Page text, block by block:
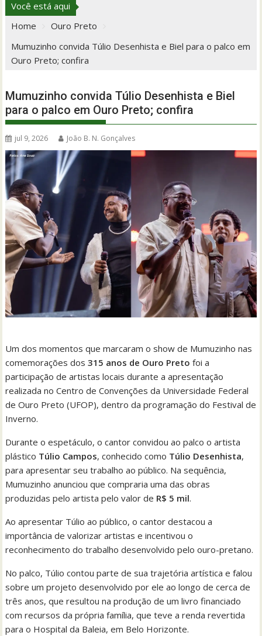
Você está aqui
Home
Ouro Preto
Mumuzinho convida Túlio Desenhista e Biel para o palco em
Ouro Preto; confira
Mumuzinho convida Túlio Desenhista e Biel
para o palco em Ouro Preto; confira
jul 9, 2026 João B. N. Gonçalves
Um dos momentos que marcaram o show de Mumuzinho nas
comemorações dos315 anos de Ouro Preto foi a
participação de artistas locais durante a apresentação
realizada no Centro de Convenções da Universidade Federal
de Ouro Preto (UFOP), dentro da programação do Festival de
Inverno.
Durante o espetáculo, o cantor convidou ao palco o artista
plástico Túlio Campos, conhecido como Túlio Desenhista,
para apresentar seu trabalho ao público. Na sequência,
Mumuzinho anunciou que compraria uma das obras
produzidas pelo artista pelo valor de R$ 5 mil.
Ao apresentar Túlio ao público, o cantor destacou a
importância de valorizar artistas e incentivou o
reconhecimento do trabalho desenvolvido pelo ouro-pretano.
No palco, Túlio contou parte de sua trajetória artística e falou
sobre um projeto desenvolvido por ele ao longo de cerca de
três anos, que resultou na produção de um livro financiado
com recursos da própria família, que teve a renda revertida
para o Hospital da Baleia, em Belo Horizonte.